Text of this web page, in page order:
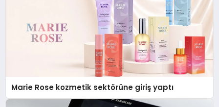
Marie Rose kozmetik sektörüne giriş yaptı